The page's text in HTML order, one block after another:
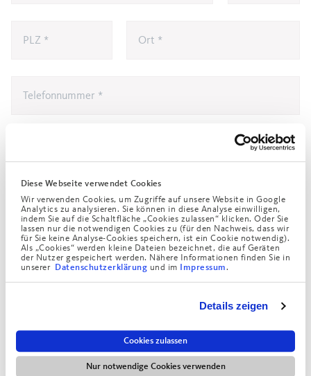
Diese Webseite verwendet Cookies
Wir verwenden Cookies, um Zugriffe auf unsere Website in Google
Analytics zu analysieren. Sie können in diese Analyse einwilligen,
indem Sie auf die Schaltfläche „Cookies zulassen“ klicken. Oder Sie
lassen nur die notwendigen Cookies zu (für den Nachweis, dass wir
für Sie keine Analyse-Cookies speichern, ist ein Cookie notwendig).
Als „Cookies“ werden kleine Dateien bezeichnet, die auf Geräten
der Nutzer gespeichert werden. Nähere Informationen finden Sie in
unserer Datenschutzerklärung und im Impressum.
Details zeigen
Cookies zulassen
Nur notwendige Cookies verwenden
Mein Anliegen:*